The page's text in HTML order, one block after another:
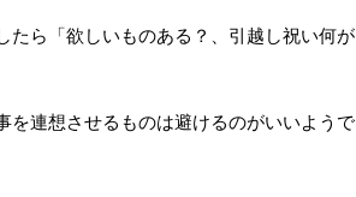
たら「欲しいものある？、引越し祝い何が
を連想させるものは避けるのがいいようで